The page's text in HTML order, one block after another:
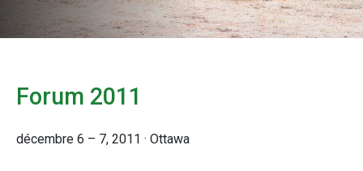
Forum 2011
décembre 6 – 7, 2011 · Ottawa